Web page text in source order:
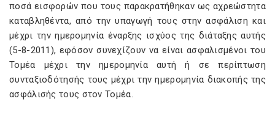
ποσά εισφορών που τους παρακρατήθηκαν ως αχρεώστητα
καταβληθέντα, από την υπαγωγή τους στην ασφάλιση και
μέχρι την ημερομηνία έναρξης ισχύος της διάταξης αυτής
(5-8-2011), εφόσον συνεχίζουν να είναι ασφαλισμένοι του
Τομέα μέχρι την ημερομηνία αυτή ή σε περίπτωση
συνταξιοδότησής τους μέχρι την ημερομηνία διακοπής της
ασφάλισής τους στον Τομέα.